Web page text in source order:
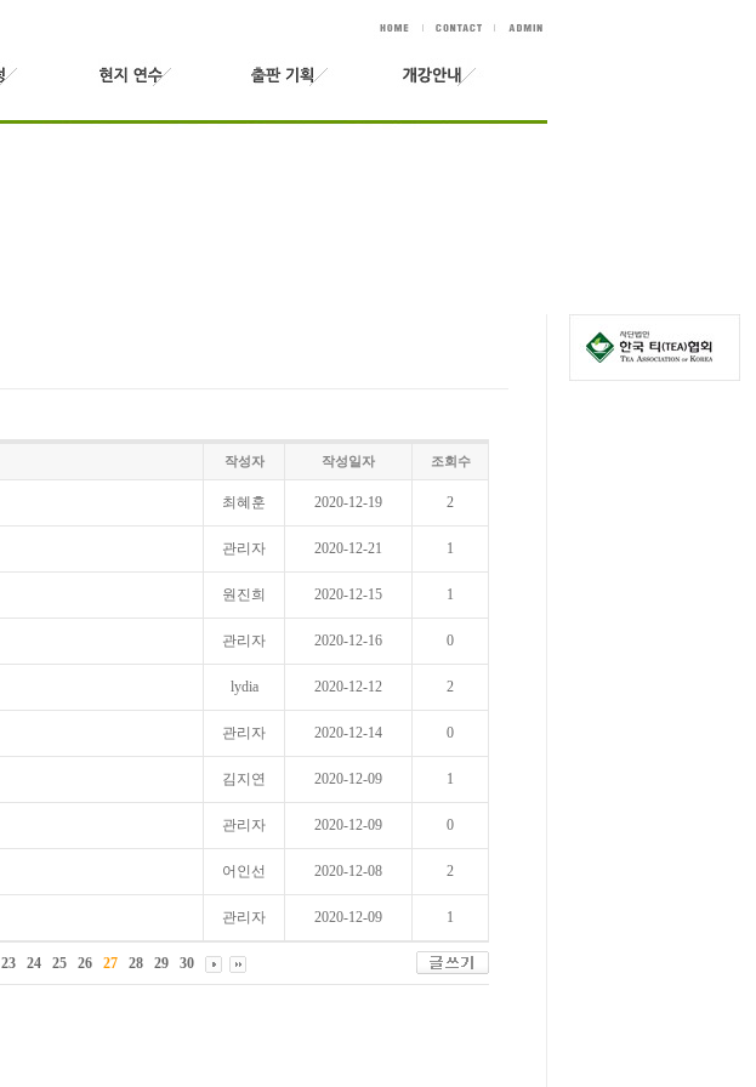
작성자 작성일자 조회수
최혜훈 2020-12-19 2
관리자 2020-12-21 1
원진희 2020-12-15 1
관리자 2020-12-16 0
lydia 2020-12-12 2
관리자 2020-12-14 0
김지연 2020-12-09 1
관리자 2020-12-09 0
어인선 2020-12-08 2
관리자 2020-12-09 1
23 24 25 26 27 28 29 30